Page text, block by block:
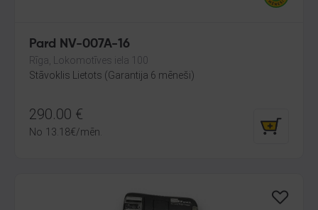
Pard NV-007A-16
Rīga, Lokomotīves iela 100
Stāvoklis Lietots (Garantija 6 mēneši)
290.00 €
No 13.18€/mēn.